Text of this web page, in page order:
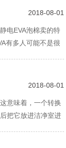
具……
2018-08-01
电EVA泡棉卖的特
有多人可能不是很
2018-08-01
意味着，一个转换
把它放进洁净室进